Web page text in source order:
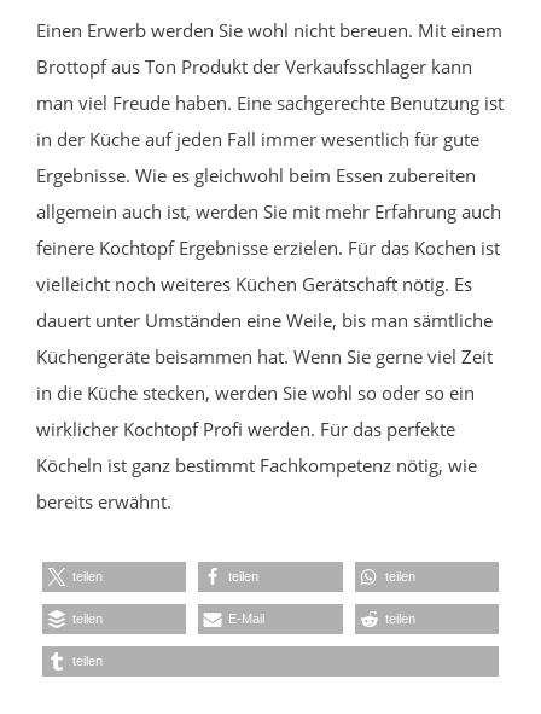
Einen Erwerb werden Sie wohl nicht bereuen. Mit einem
Brottopf aus Ton Produkt der Verkaufsschlager kann
man viel Freude haben. Eine sachgerechte Benutzung ist
in der Küche auf jeden Fall immer wesentlich für gute
Ergebnisse. Wie es gleichwohl beim Essen zubereiten
allgemein auch ist, werden Sie mit mehr Erfahrung auch
feinere Kochtopf Ergebnisse erzielen. Für das Kochen ist
vielleicht noch weiteres Küchen Gerätschaft nötig. Es
dauert unter Umständen eine Weile, bis man sämtliche
Küchengeräte beisammen hat. Wenn Sie gerne viel Zeit
in die Küche stecken, werden Sie wohl so oder so ein
wirklicher Kochtopf Profi werden. Für das perfekte
Köcheln ist ganz bestimmt Fachkompetenz nötig, wie
bereits erwähnt.
teilen teilen teilen
teilen E-Mail teilen
teilen